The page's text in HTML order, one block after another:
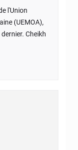
l'Union
(UEMOA),
Cheikh